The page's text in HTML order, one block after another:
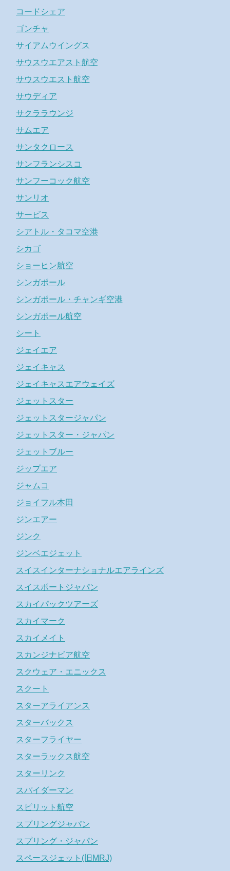
コードシェア
ゴンチャ
サイアムウイングス
サウスウエアスト航空
サウスウエスト航空
サウディア
サクララウンジ
サムエア
サンタクロース
サンフランシスコ
サンフーコック航空
サンリオ
サービス
シアトル・タコマ空港
シカゴ
ショーヒン航空
シンガポール
シンガポール・チャンギ空港
シンガポール航空
シート
ジェイエア
ジェイキャス
ジェイキャスエアウェイズ
ジェットスター
ジェットスタージャパン
ジェットスター・ジャパン
ジェットブルー
ジップエア
ジャムコ
ジョイフル本田
ジンエアー
ジンク
ジンベエジェット
スイスインターナショナルエアラインズ
スイスポートジャパン
スカイパックツアーズ
スカイマーク
スカイメイト
スカンジナビア航空
スクウェア・エニックス
スクート
スターアライアンス
スターバックス
スターフライヤー
スターラックス航空
スターリンク
スパイダーマン
スピリット航空
スプリングジャパン
スプリング・ジャパン
スペースジェット(旧MRJ)